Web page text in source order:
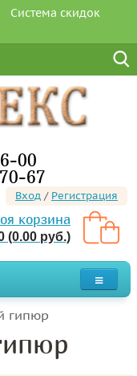
Система скидок
00
67
Вход / Регистрация
корзина
(0.00 руб.)
гипюр